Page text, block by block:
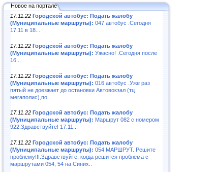
Новое на портале
17.11.22 Городской автобус: Подать жалобу
(Муниципальные маршруты): 047 автобус .Сегодня
17.11 в 18...
17.11.22 Городской автобус: Подать жалобу
(Муниципальные маршруты): Ужасно! .Сегодня после
16:..
17.11.22 Городской автобус: Подать жалобу
(Муниципальные маршруты): 016 автобус .Уже раз
пятый не доезжает до остановки Автовокзал (тц
мегаполис),по..
17.11.22 Городской автобус: Подать жалобу
(Муниципальные маршруты): Маршрут 082 с номером
922.Здравствуйте! 17.11...
17.11.22 Городской автобус: Подать жалобу
(Муниципальные маршруты): 054 МАРШРУТ. Решите
проблему!!!.Здравствуйте, когда решится проблема с
маршрутами 054, 54 на Синих..